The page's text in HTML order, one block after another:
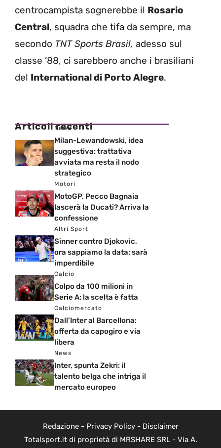
centrocampista sognerebbe il Rosario
Central, squadra che tifa da sempre, ma
secondo TNT Sports Brasil, adesso sul
classe ’88, ci sarebbero anche i brasiliani
del International di Porto Alegre.
Articoli recenti
News
Milan-Lewandowski, idea
suggestiva: trattativa
avviata ma resta il nodo
strategico
Motori
MotoGP, Pecco Bagnaia
lascerà la Ducati? Arriva la
confessione
Altri Sport
Sinner contro Djokovic,
ora sappiamo la data: sarà
imperdibile
Calcio
Colpo da 100 milioni in
Serie A: la scelta è fatta
Calciomercato
Dall’Inter al Barcellona:
offerta da capogiro e via
libera
News
Inter, spunta Zekri: il
talento belga che intriga il
mercato europeo
Redazione- Privacy Policy- Disclaimer
Totalsport.it di proprietà di MRSHARE SRL - Via A.